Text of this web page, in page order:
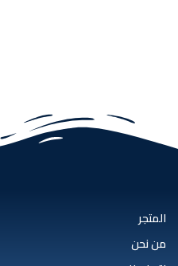
المتجر
من نحن